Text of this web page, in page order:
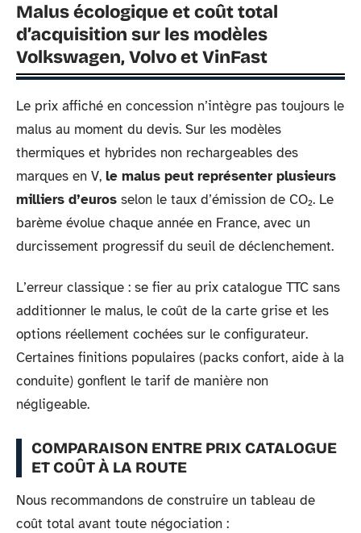
Malus écologique et coût total
d’acquisition sur les modèles
Volkswagen, Volvo et VinFast
Le prix affiché en concession n’intègre pas toujours le
malus au moment du devis. Sur les modèles
thermiques et hybrides non rechargeables des
marques en V, le malus peut représenter plusieurs
milliers d’euros selon le taux d’émission de CO₂. Le
barème évolue chaque année en France, avec un
durcissement progressif du seuil de déclenchement.
L’erreur classique : se fier au prix catalogue TTC sans
additionner le malus, le coût de la carte grise et les
options réellement cochées sur le configurateur.
Certaines finitions populaires (packs confort, aide à la
conduite) gonflent le tarif de manière non
négligeable.
COMPARAISON ENTRE PRIX CATALOGUE
ET COÛT À LA ROUTE
Nous recommandons de construire un tableau de
coût total avant toute négociation :